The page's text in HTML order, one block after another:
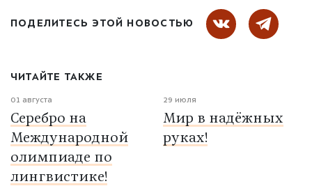
ПОДЕЛИТЕСЬ ЭТОЙ НОВОСТЬЮ
ЧИТАЙТЕ ТАКЖЕ
01 августа
Серебро на
Международной
олимпиаде по
лингвистике!
29 июля
Мир в надёжных
руках!